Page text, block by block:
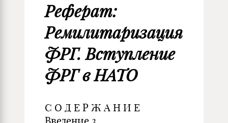
Реферат:
Ремилитаризация
ФРГ. Вступление
ФРГ в НАТО
С О Д Е Р Ж А Н И Е